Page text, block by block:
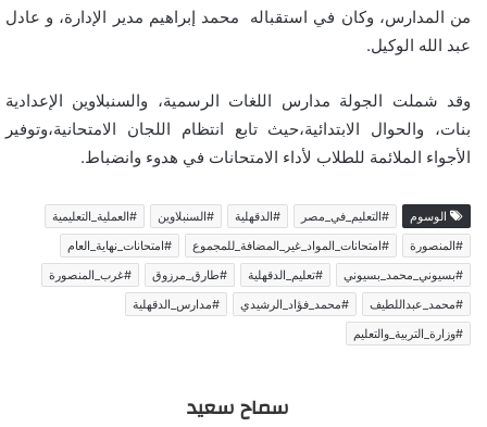
من المدارس، وكان في استقباله محمد إبراهيم مدير الإدارة، و عادل
عبد الله الوكيل.
وقد شملت الجولة مدارس اللغات الرسمية، والسنبلاوين الإعدادية
بنات، والحوال الابتدائية،حيث تابع انتظام اللجان الامتحانية،وتوفير
الأجواء الملائمة للطلاب لأداء الامتحانات في هدوء وانضباط.
الوسوم #التعليم_في_مصر #الدقهلية #السنبلاوين
#العملية_التعليمية
#المنصورة
#امتحانات_المواد_غير_المضافة_للمجموع
#امتحانات_نهاية_العام
#بسيوني_محمد_بسيوني
#تعليم_الدقهلية #طارق_مرزوق
#غرب_المنصورة
#محمد_عبداللطيف
#محمد_فؤاد_الرشيدي
#مدارس_الدقهلية
#وزارة_التربية_والتعليم
سماح سعيد